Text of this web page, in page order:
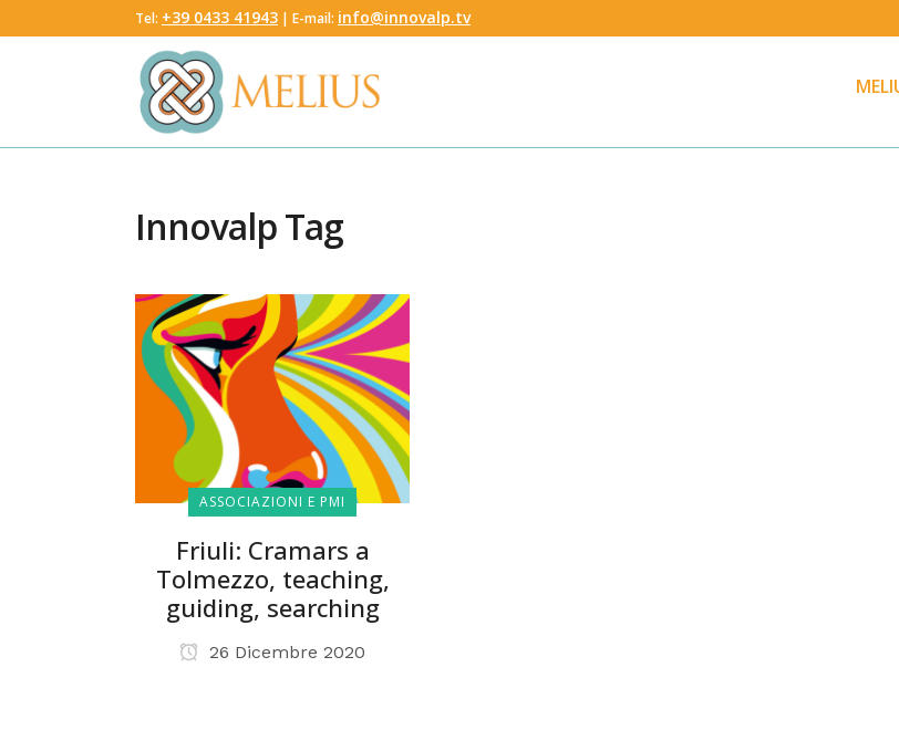
Tel: ‭+39 0433 41943 ‬ | E-mail: info@innovalp.tv
Innovalp Tag
ASSOCIAZIONI E PMI
Friuli: Cramars a
Tolmezzo, teaching,
guiding, searching
26 Dicembre 2020